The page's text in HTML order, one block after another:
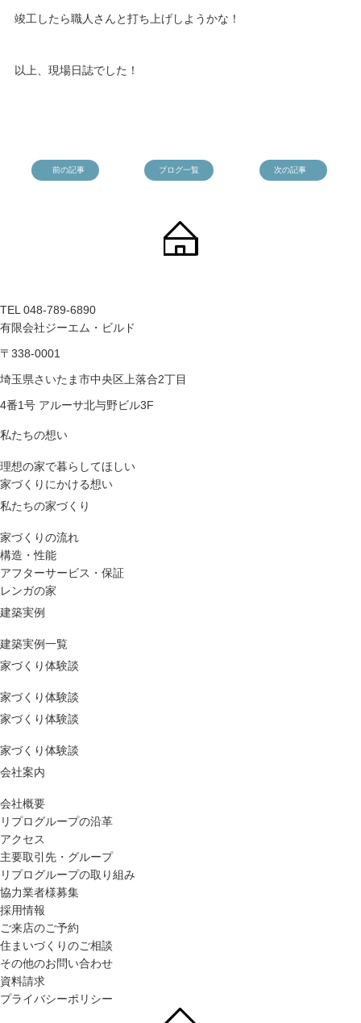
竣工したら職人さんと打ち上げしようかな！
以上、現場日誌でした！
前の記事 ブログ一覧 次の記事
TEL 048-789-6890
有限会社ジーエム・ビルド
〒338-0001
埼玉県さいたま市中央区上落合2丁目
4番1号 アルーサ北与野ビル3F
私たちの想い
理想の家で暮らしてほしい
家づくりにかける想い
私たちの家づくり
家づくりの流れ
構造・性能
アフターサービス・保証
レンガの家
建築実例
建築実例一覧
家づくり体験談
家づくり体験談
家づくり体験談
家づくり体験談
会社案内
会社概要
リプログループの沿革
アクセス
主要取引先・グループ
リプログループの取り組み
協力業者様募集
採用情報
ご来店のご予約
住まいづくりのご相談
その他のお問い合わせ
資料請求
プライバシーポリシー